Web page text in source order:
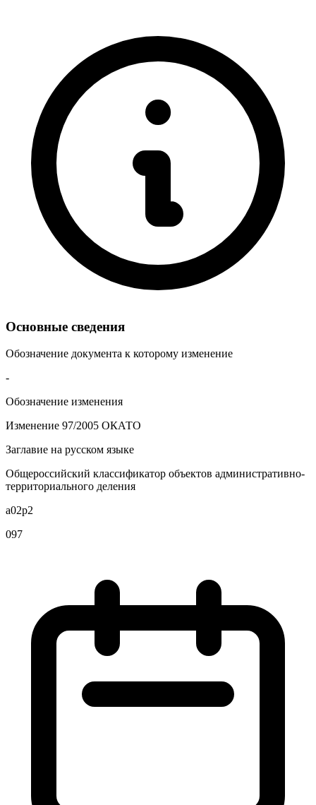
Основные сведения
Обозначение документа к которому изменение
-
Обозначение изменения
Изменение 97/2005 ОКАТО
Заглавие на русском языке
Общероссийский классификатор объектов административно-
территориального деления
a02p2
097